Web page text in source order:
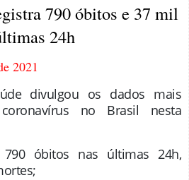
790 óbitos e 37 mil
24h
2021
divulgou os dados mais
no Brasil nesta
óbitos nas últimas 24h,